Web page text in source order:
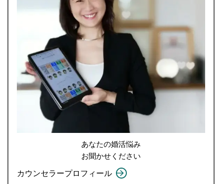
あなたの婚活悩み
お聞かせください
カウンセラープロフィール